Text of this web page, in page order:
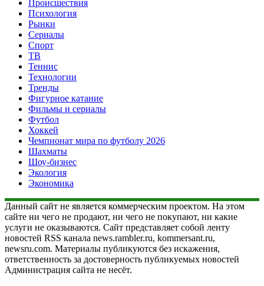
Происшествия
Психология
Рынки
Сериалы
Спорт
ТВ
Теннис
Технологии
Тренды
Фигурное катание
Фильмы и сериалы
Футбол
Хоккей
Чемпионат мира по футболу 2026
Шахматы
Шоу-бизнес
Экология
Экономика
Данный сайт не является коммерческим проектом. На этом
сайте ни чего не продают, ни чего не покупают, ни какие
услуги не оказываются. Сайт представляет собой ленту
новостей RSS канала news.rambler.ru, kommersant.ru,
newsru.com. Материалы публикуются без искажения,
ответственность за достоверность публикуемых новостей
Администрация сайта не несёт.